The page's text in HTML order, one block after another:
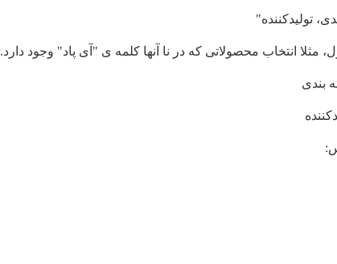
تولیدکننده"
انتخاب محصولاتی که در نا آنها کلمه ی "آی پاد" وجود دارد.
بندی